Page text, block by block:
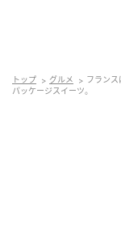
＆ライチのマカ
2サイズで展開中
トップ グルメ
フラン
パッケージスイーツ。